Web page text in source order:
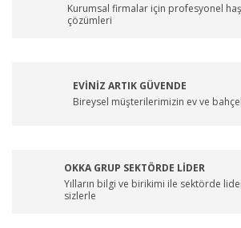
Kurumsal firmalar için profesyonel
çözümleri
EVİNİZ ARTIK GÜVENDE
Bireysel müşterilerimizin ev ve
OKKA GRUP SEKTÖRDE LİDER
Yılların bilgi ve birikimi ile sektörde
sizlerle